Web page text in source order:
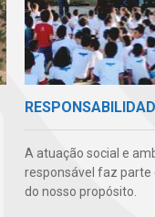
A atuação social e
responsável faz parte
do nosso propósito.